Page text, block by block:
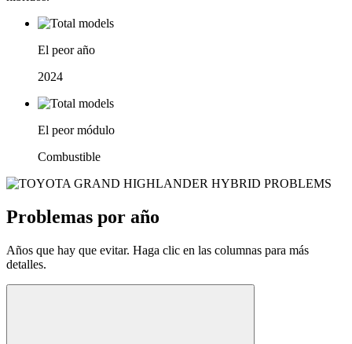
El peor año
2024
El peor módulo
Combustible
Problemas por año
Años que hay que evitar. Haga clic en las columnas para más
detalles.